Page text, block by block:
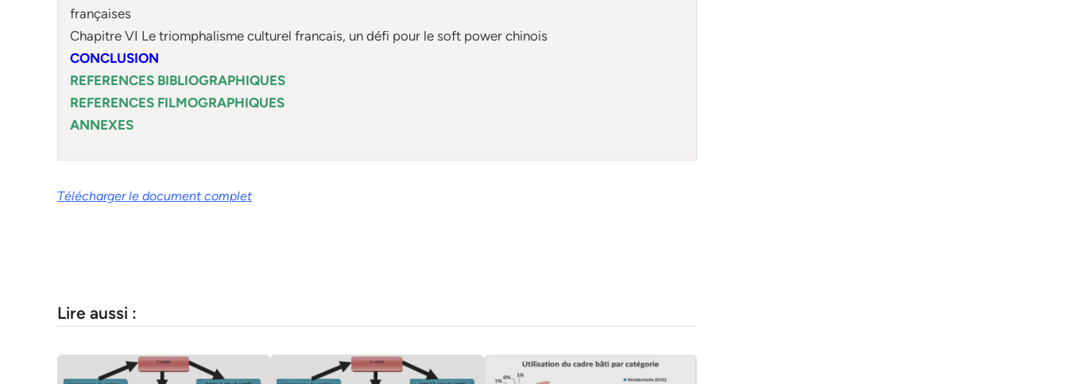
françaises
Chapitre VI Le triomphalisme culturel francais, un défi pour le soft power chinois
CONCLUSION
REFERENCES BIBLIOGRAPHIQUES
REFERENCES FILMOGRAPHIQUES
ANNEXES
Télécharger le document complet
Lire aussi :